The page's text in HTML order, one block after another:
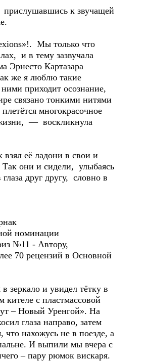
к звучащей
Мы только что
и в тему зазвучала
Эрнесто Картазара
же я люблю такие
приходит осознание,
связано тонкими нитями
многокрасочное
— воскликнула
её ладони в свои и
они и сидели, улыбаясь
друг другу, словно в
номинации
№11 - Автору,
70 рецензий в Основной
и увидел тётку в
кителе с пластмассовой
– Новый Уренгой». На
глаза направо, затем
что нахожусь не в поезде, а
И выпили мы вчера с
– пару рюмок вискаря.